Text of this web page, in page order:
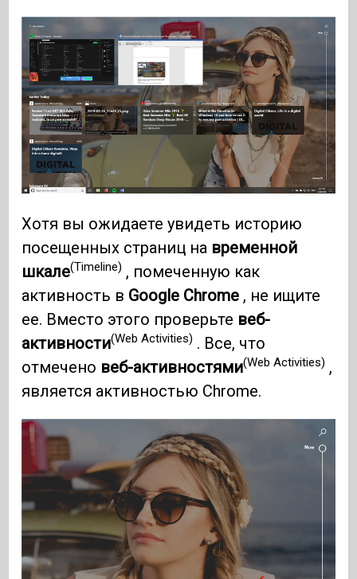
Хотя вы ожидаете увидеть историю
посещенных страниц на временной
шкале(Timeline) , помеченную как
активность в Google Chrome , не ищите
ее. Вместо этого проверьте веб-
активности(Web Activities) . Все, что
отмечено веб-активностями(Web Activities) ,
является активностью Chrome.